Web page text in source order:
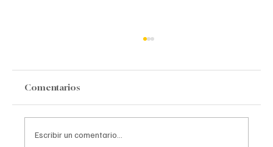
Comentarios
Escribir un comentario...